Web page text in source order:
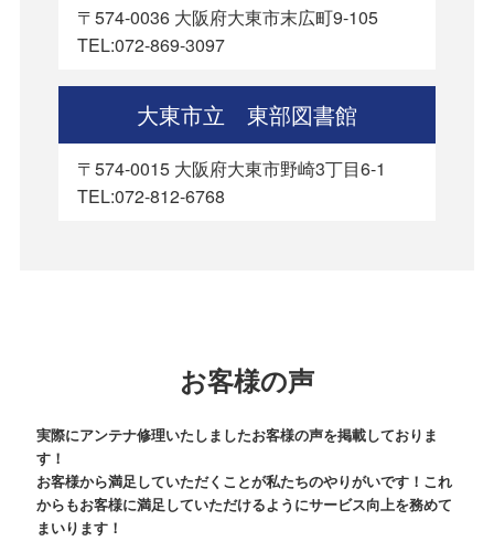
〒574-0036 大阪府大東市末広町9-105
TEL:072-869-3097
大東市立 東部図書館
〒574-0015 大阪府大東市野崎3丁目6-1
TEL:072-812-6768
お客様の声
実際にアンテナ修理いたしましたお客様の声を掲載しておりま
す！
お客様から満足していただくことが私たちのやりがいです！これ
からもお客様に満足していただけるようにサービス向上を務めて
まいります！